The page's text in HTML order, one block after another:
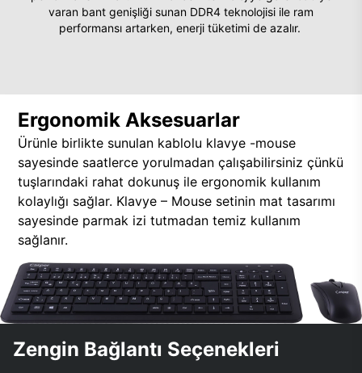
varan bant genişliği sunan DDR4 teknolojisi ile ram
performansı artarken, enerji tüketimi de azalır.
Ergonomik Aksesuarlar
Ürünle birlikte sunulan kablolu klavye -mouse
sayesinde saatlerce yorulmadan çalışabilirsiniz çünkü
tuşlarındaki rahat dokunuş ile ergonomik kullanım
kolaylığı sağlar. Klavye – Mouse setinin mat tasarımı
sayesinde parmak izi tutmadan temiz kullanım
sağlanır.
Zengin Bağlantı Seçenekleri